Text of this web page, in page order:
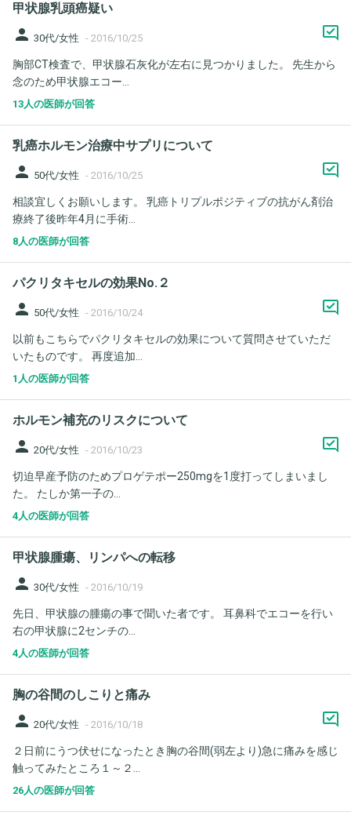
甲状腺乳頭癌疑い
person 30代/女性 - 2016/10/25
胸部CT検査で、甲状腺石灰化が左右に見つかりました。 先生から
念のため甲状腺エコー...
13人の医師が回答
乳癌ホルモン治療中サプリについて
person 50代/女性 - 2016/10/25
相談宜しくお願いします。 乳癌トリプルポジティブの抗がん剤治
療終了後昨年4月に手術...
8人の医師が回答
パクリタキセルの効果No.２
person 50代/女性 - 2016/10/24
以前もこちらでパクリタキセルの効果について質問させていただ
いたものです。 再度追加...
1人の医師が回答
ホルモン補充のリスクについて
person 20代/女性 - 2016/10/23
切迫早産予防のためプロゲテポー250mgを1度打ってしまいまし
た。 たしか第一子の...
4人の医師が回答
甲状腺腫瘍、リンパへの転移
person 30代/女性 - 2016/10/19
先日、甲状腺の腫瘍の事で聞いた者です。 耳鼻科でエコーを行い
右の甲状腺に2センチの...
4人の医師が回答
胸の谷間のしこりと痛み
person 20代/女性 - 2016/10/18
２日前にうつ伏せになったとき胸の谷間(弱左より)急に痛みを感じ
触ってみたところ１～２...
26人の医師が回答